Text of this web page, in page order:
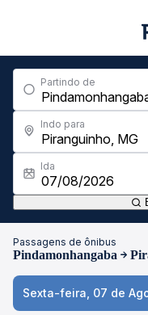
Partindo de
Indo para
Ida
Passagens de ônibus
Pindamonhangaba
Sexta-feira, 07 de